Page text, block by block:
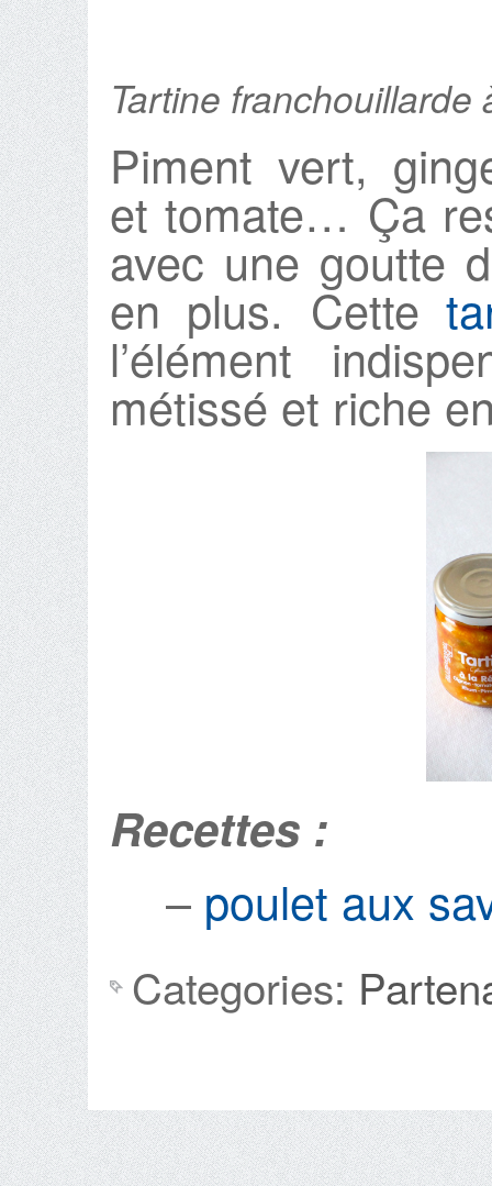
Tartine franchouillarde
Piment vert,
et tomate… Ça
avec une goutte
en plus. Cette
l’élément
métissé et riche
Recettes :
– poulet aux
Categories: